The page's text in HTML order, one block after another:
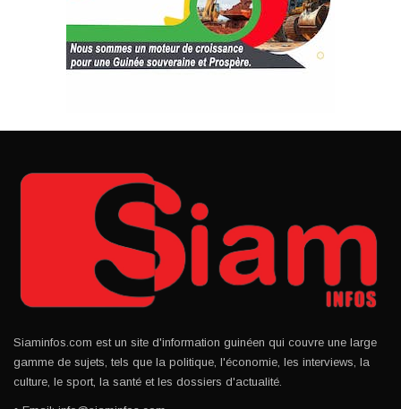
Siaminfos.com est un site d'information guinéen qui couvre une large
gamme de sujets, tels que la politique, l'économie, les interviews, la
culture, le sport, la santé et les dossiers d'actualité.